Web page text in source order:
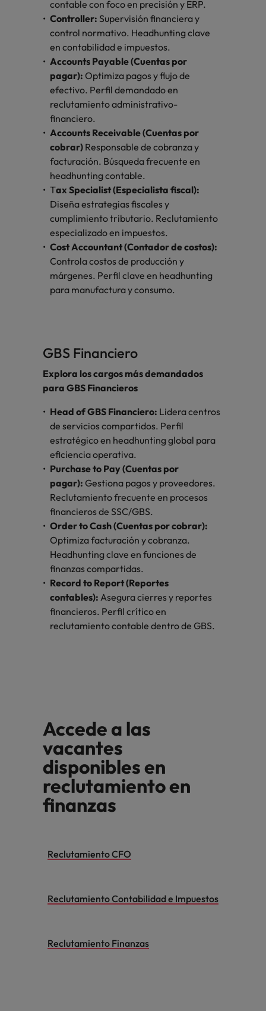
contable con foco en precisión y ERP.
Controller: Supervisión financiera y
control normativo. Headhunting clave
en contabilidad e impuestos.
Accounts Payable (Cuentas por
pagar): Optimiza pagos y flujo de
efectivo. Perfil demandado en
reclutamiento administrativo-
financiero.
Accounts Receivable (Cuentas por
cobrar) Responsable de cobranza y
facturación. Búsqueda frecuente en
headhunting contable.
Tax Specialist (Especialista fiscal):
Diseña estrategias fiscales y
cumplimiento tributario. Reclutamiento
especializado en impuestos.
Cost Accountant (Contador de costos):
Controla costos de producción y
márgenes. Perfil clave en headhunting
para manufactura y consumo.
GBS Financiero
Explora los cargos más demandados
para GBS Financieros
Head of GBS Financiero: Lidera centros
de servicios compartidos. Perfil
estratégico en headhunting global para
eficiencia operativa.
Purchase to Pay (Cuentas por
pagar): Gestiona pagos y proveedores.
Reclutamiento frecuente en procesos
financieros de SSC/GBS.
Order to Cash (Cuentas por cobrar):
Optimiza facturación y cobranza.
Headhunting clave en funciones de
finanzas compartidas.
Record to Report (Reportes
contables): Asegura cierres y reportes
financieros. Perfil crítico en
reclutamiento contable dentro de GBS.
Accede a las
vacantes
disponibles en
reclutamiento en
finanzas
Reclutamiento CFO
Reclutamiento Contabilidad e Impuestos
Reclutamiento Finanzas